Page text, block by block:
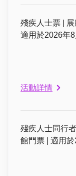
殘疾人士票 | 展
適用於2026年8
活動詳情
殘疾人士同行
館門票 | 適用於